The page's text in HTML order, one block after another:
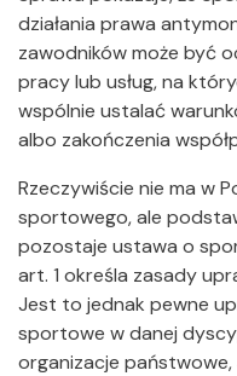
działania prawa
zawodników może być
pracy lub usług, na
wspólnie ustalać
albo zakończenia
Rzeczywiście nie ma w
sportowego, ale
pozostaje ustawa o
art. 1 określa zasady
Jest to jednak pewne
sportowe w danej
organizacje